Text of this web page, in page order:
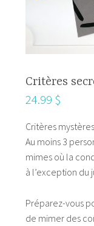
Critères
24.99 $
Critères
Au moins 3
mimes où la
à l’exception du
Préparez-vous
de mimer des